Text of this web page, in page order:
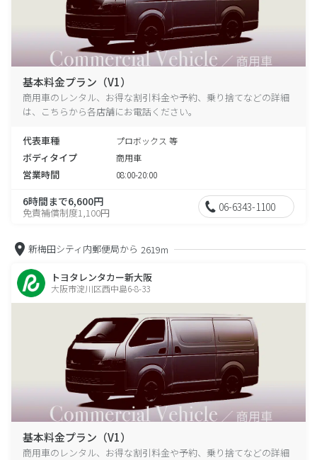
基本料金プラン（V1）
商用車のレンタル、お得な割引料金や予約、乗り捨てなどの詳細
は、こちらから各店舗にお電話ください。
代表車種 プロボックス 等
ボディタイプ 商用車
営業時間 08:00-20:00
6時間まで6,600円
免責補償制度1,100円 06-6343-1100
新梅田シティ内郵便局から 2619m
トヨタレンタカー新大阪
大阪市淀川区西中島6-8-33
基本料金プラン（V1）
商用車のレンタル、お得な割引料金や予約、乗り捨てなどの詳細